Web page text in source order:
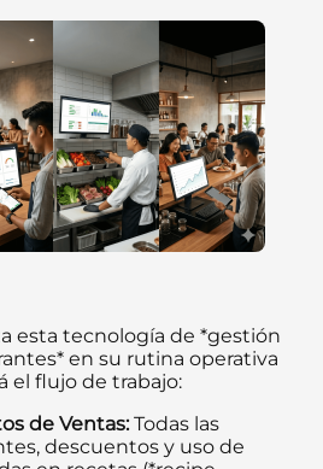
esta tecnología de *gestión
en su rutina operativa
el flujo de trabajo:
de Ventas:Todas las
descuentos y uso de